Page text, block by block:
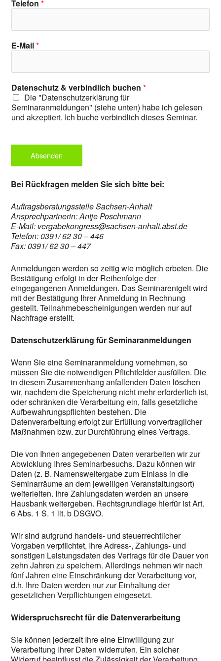
Telefon*
E-Mail*
Datenschutz & verbindlich buchen*
Die "Datenschutzerklärung für
Seminaranmeldungen" (siehe unten) habe ich gelesen
und akzeptiert. Ich buche verbindlich dieses Seminar.
Absenden
Bei Rückfragen melden Sie sich bitte bei:
Auftragsberatungsstelle Sachsen-Anhalt
Ansprechpartnerin: Antje Poschmann
E-Mail: vergabekongress@sachsen-anhalt.abst.de
Telefon: 0391/ 62 30 – 446
Fax: 0391/ 62 30 – 447
Anmeldungen werden so zeitig wie möglich erbeten. Die
Bestätigung erfolgt in der Reihenfolge der
eingegangenen Anmeldungen. Das Seminarentgelt wird
mit der Bestätigung Ihrer Anmeldung in Rechnung
gestellt. Teilnahmebescheinigungen werden nur auf
Nachfrage erstellt.
Datenschutzerklärung für Seminaranmeldungen
Wenn Sie eine Seminaranmeldung vornehmen, so
müssen Sie die notwendigen Pflichtfelder ausfüllen. Die
in diesem Zusammenhang anfallenden Daten löschen
wir, nachdem die Speicherung nicht mehr erforderlich ist,
oder schränken die Verarbeitung ein, falls gesetzliche
Aufbewahrungspflichten bestehen. Die
Datenverarbeitung erfolgt zur Erfüllung vorvertraglicher
Maßnahmen bzw. zur Durchführung eines Vertrags.
Die von Ihnen angegebenen Daten verarbeiten wir zur
Abwicklung Ihres Seminarbesuchs. Dazu können wir
Daten (z. B. Namensweitergabe zum Einlass in die
Seminarräume an dem jeweiligen Veranstaltungsort)
weiterleiten. Ihre Zahlungsdaten werden an unsere
Hausbank weitergeben. Rechtsgrundlage hierfür ist Art.
6 Abs. 1 S. 1 lit. b DSGVO.
Wir sind aufgrund handels- und steuerrechtlicher
Vorgaben verpflichtet, Ihre Adress-, Zahlungs- und
sonstigen Leistungsdaten des Vertrags für die Dauer von
zehn Jahren zu speichern. Allerdings nehmen wir nach
fünf Jahren eine Einschränkung der Verarbeitung vor,
d.h. Ihre Daten werden nur zur Einhaltung der
gesetzlichen Verpflichtungen eingesetzt.
Widerspruchsrecht für die Datenverarbeitung
Sie können jederzeit Ihre eine Einwilligung zur
Verarbeitung Ihrer Daten widerrufen. Ein solcher